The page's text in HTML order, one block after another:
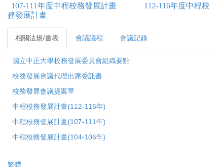
107-111年度中程校務發展計畫 112-116年度中程校
務發展計畫
相關法規/書表 會議議程 會議記錄
國立中正大學校務發展委員會組織要點
校務發展會議代理出席委託書
校務發展會議提案單
中程校務發展計畫(112-116年)
中程校務發展計畫(107-111年)
中程校務發展計畫(104-106年)
繁體